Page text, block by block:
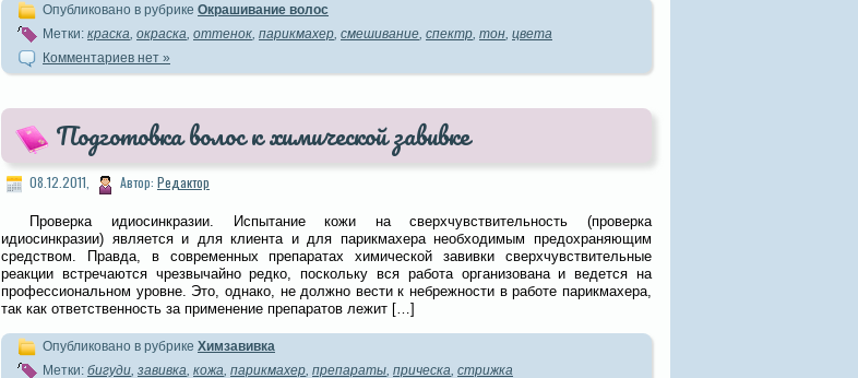
Опубликовано в рубрике Окрашивание волос
Метки: краска, окраска, оттенок, парикмахер, смешивание, спектр, тон, цвета
Комментариев нет »
Подготовка волос к химической завивке
08.12.2011, Автор: Редактор
Проверка идиосинкразии. Испытание кожи на сверхчувствительность (проверка
идиосинкразии) является и для клиента и для парикмахера необходимым предохраняющим
средством. Правда, в современных препаратах химической завивки сверхчувствительные
реакции встречаются чрезвычайно редко, поскольку вся работа организована и ведется на
профессиональном уровне. Это, однако, не должно вести к небрежности в работе парикмахера,
так как ответственность за применение препаратов лежит […]
Опубликовано в рубрике Химзавивка
Метки: бигуди, завивка, кожа, парикмахер, препараты, прическа, стрижка